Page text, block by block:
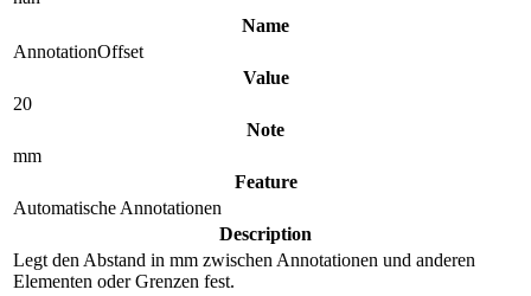
Name
AnnotationOffset
Value
20
Note
mm
Feature
Automatische Annotationen
Description
Legt den Abstand in mm zwischen Annotationen und anderen
Elementen oder Grenzen fest.